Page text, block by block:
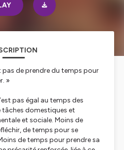
pas de prendre du temps pour
»
pas égal au temps des
domestiques et
et sociale. Moins de
de temps pour se
de temps pour prendre sa